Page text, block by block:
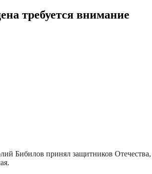
требуется внимание
Бибилов принял защитников